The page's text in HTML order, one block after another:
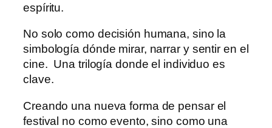
espíritu.
No solo como decisión humana, sino la
simbología dónde mirar, narrar y sentir en el
cine. Una trilogía donde el individuo es
clave.
Creando una nueva forma de pensar el
festival no como evento, sino como una